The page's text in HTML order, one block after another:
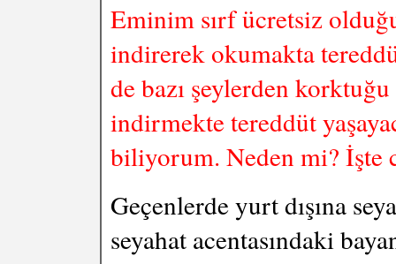
Eminim sırf ücretsiz
indirerek okumakta
de bazı şeylerden
indirmekte tereddüt
biliyorum. Neden mi? İşte
Geçenlerde yurt dışına
seyahat acentasındaki